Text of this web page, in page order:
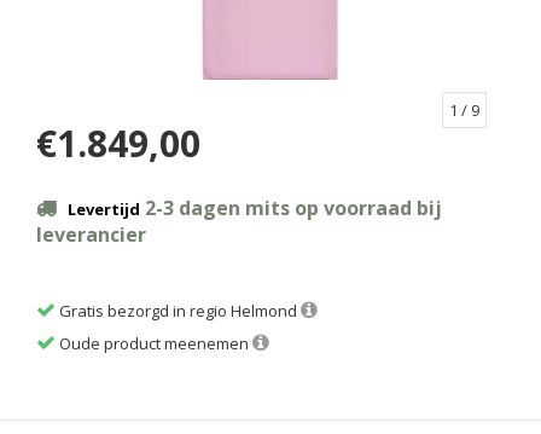
1 / 9
€1.849,00
Levertijd 2-3 dagen mits op voorraad bij
leverancier
Gratis bezorgd in regio Helmond
Oude product meenemen